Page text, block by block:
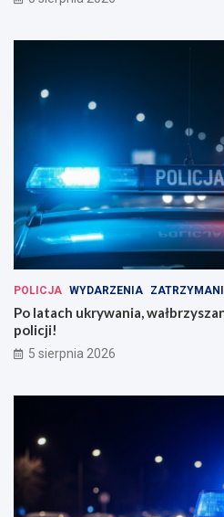
POLICJA WYDARZENIA
Po latach ukrywania,
policji!
5 sierpnia 2026